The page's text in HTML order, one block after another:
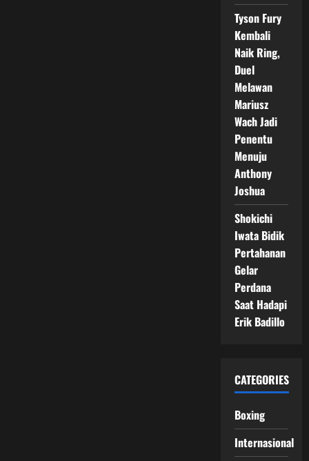
Tyson Fury
Kembali
Naik Ring,
Duel
Melawan
Mariusz
Wach Jadi
Penentu
Menuju
Anthony
Joshua
Shokichi
Iwata Bidik
Pertahanan
Gelar
Perdana
Saat Hadapi
Erik Badillo
CATEGORIES
Boxing
Internasional